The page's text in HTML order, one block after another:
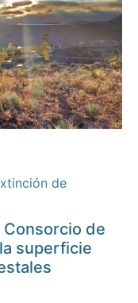
de
de
superficie